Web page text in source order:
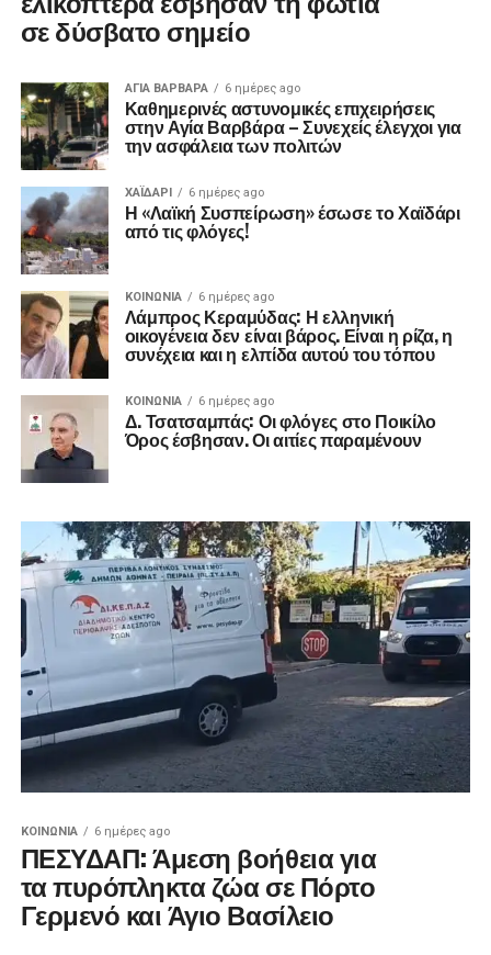
σε δύσβατο σημείο
ΑΓΙΑ ΒΑΡΒΑΡΑ 6 ημέρες ago
Καθημερινές αστυνομικές επιχειρήσεις
στην Αγία Βαρβάρα – Συνεχείς έλεγχοι για
την ασφάλεια των πολιτών
ΧΑΪΔΑΡΙ 6 ημέρες ago
Η «Λαϊκή Συσπείρωση» έσωσε το Χαϊδάρι
από τις φλόγες!
ΚΟΙΝΩΝΊΑ 6 ημέρες ago
Λάμπρος Κεραμύδας: Η ελληνική
οικογένεια δεν είναι βάρος. Είναι η ρίζα, η
συνέχεια και η ελπίδα αυτού του τόπου
ΚΟΙΝΩΝΊΑ 6 ημέρες ago
Δ. Τσατσαμπάς: Οι φλόγες στο Ποικίλο
Όρος έσβησαν. Οι αιτίες παραμένουν
ΚΟΙΝΩΝΊΑ 6 ημέρες ago
ΠΕΣΥΔΑΠ: Άμεση βοήθεια για
τα πυρόπληκτα ζώα σε Πόρτο
Γερμενό και Άγιο Βασίλειο